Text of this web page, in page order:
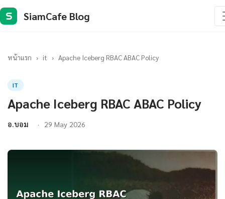
S SiamCafe Blog
หน้าแรก › it › Apache Iceberg RBAC ABAC Policy
IT
Apache Iceberg RBAC ABAC Policy
อ.บอม 29 May 2026